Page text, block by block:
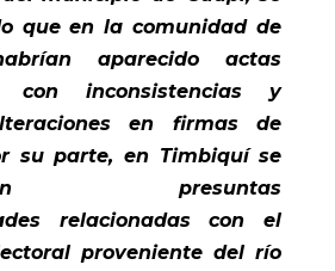
que en la comunidad de
aparecido actas
con inconsistencias y
en firmas de
su parte, en Timbiquí se
presuntas
relacionadas con el
proveniente del río